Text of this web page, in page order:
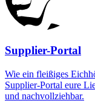
Supplier-Portal
Wie ein fleißiges
Supplier-Portal eure
und nachvollziehbar.